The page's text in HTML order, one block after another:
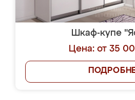
Шкаф-купе
Цена: от 35